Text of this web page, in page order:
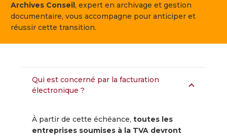
Archives Conseil, expert en archivage et gestion
documentaire, vous accompagne pour anticiper et
réussir cette transition.
Qui est concerné par la facturation
électronique ?
À partir de cette échéance, toutes les
entreprises soumises à la TVA devront